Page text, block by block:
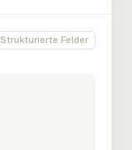
Strukturierte Felder